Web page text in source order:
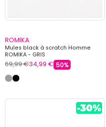
ROMIKA
Mules black à scratch Homme
ROMIKA - GRIS
69,99 €34,99 € 50%